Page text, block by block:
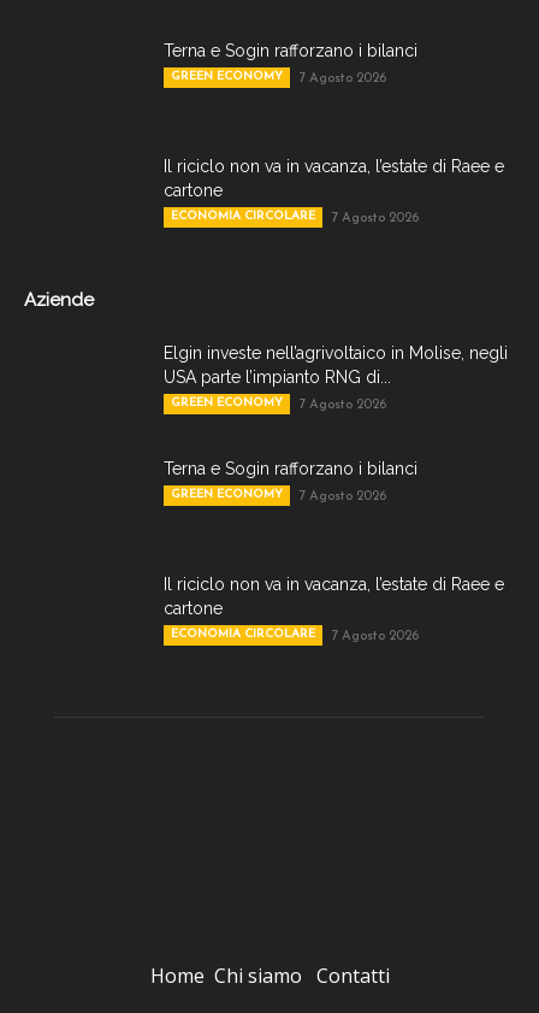
Terna e Sogin rafforzano i bilanci
GREEN ECONOMY 7 Agosto 2026
Il riciclo non va in vacanza, l’estate di Raee e
cartone
ECONOMIA CIRCOLARE 7 Agosto 2026
Aziende
Elgin investe nell’agrivoltaico in Molise, negli
USA parte l’impianto RNG di...
GREEN ECONOMY 7 Agosto 2026
Terna e Sogin rafforzano i bilanci
GREEN ECONOMY 7 Agosto 2026
Il riciclo non va in vacanza, l’estate di Raee e
cartone
ECONOMIA CIRCOLARE 7 Agosto 2026
Home Chi siamo Contatti